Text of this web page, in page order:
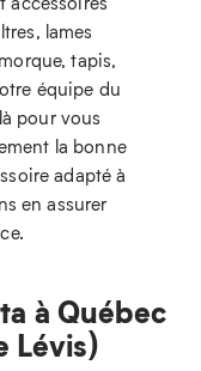
lames
tapis,
équipe du
pour vous
la bonne
adapté à
en assurer
à Québec
Lévis)